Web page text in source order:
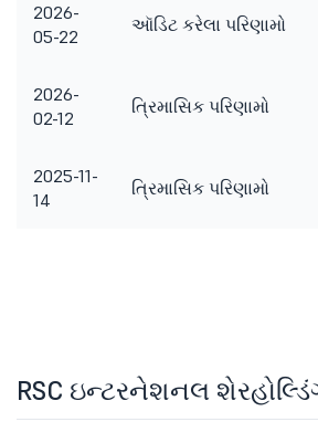
2026-
05-22
ઑડિટ કરેલા પરિણામો
2026-
02-12
ત્રિમાસિક પરિણામો
2025-11-
14
ત્રિમાસિક પરિણામો
RSC ઇન્ટરનેશનલ